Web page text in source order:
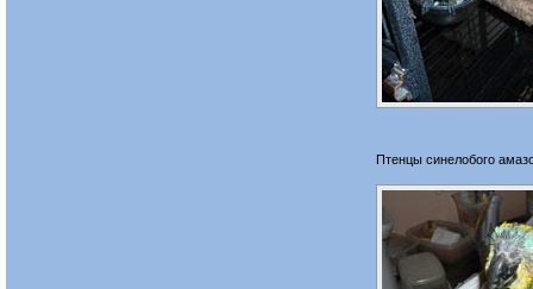
Птенцы синелобого